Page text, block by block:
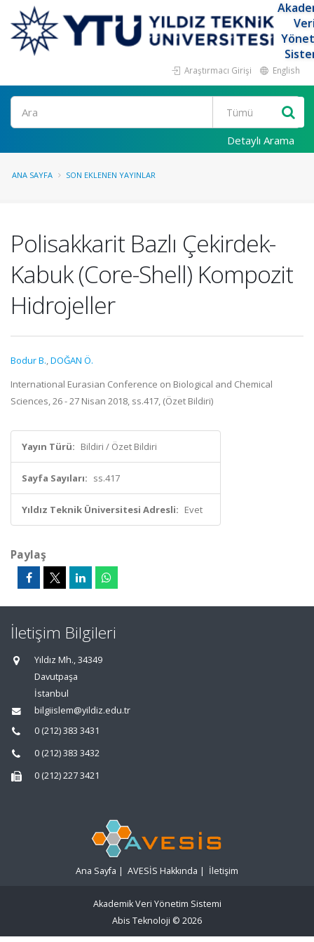
Araştırmacı Girişi English
Ara
Detaylı Arama
ANA SAYFA SON EKLENEN YAYINLAR
Polisakkarit Bazlı Çekirdek-
Kabuk (Core-Shell) Kompozit
Hidrojeller
Bodur B.,DOĞAN Ö.
International Eurasian Conference on Biological and Chemical
Sciences, 26 - 27 Nisan 2018, ss.417, (Özet Bildiri)
Yayın Türü: Bildiri / Özet Bildiri
Sayfa Sayıları: ss.417
Yıldız Teknik Üniversitesi Adresli: Evet
Paylaş
İletişim Bilgileri
Yıldız Mh., 34349
Davutpaşa
İstanbul
bilgiislem@yildiz.edu.tr
0 (212) 383 3431
0 (212) 383 3432
0 (212) 227 3421
Ana Sayfa | AVESİS Hakkında | İletişim
Akademik Veri Yönetim Sistemi
Abis Teknoloji © 2026